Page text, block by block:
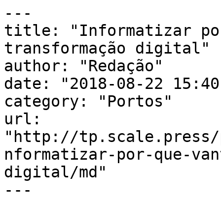
---
title: "Informatizar por
transformação digital"
author: "Redação"
date: "2018-08-22
category: "Portos"
url:
"http://
nformatizar-por-que-
digital/md"
---